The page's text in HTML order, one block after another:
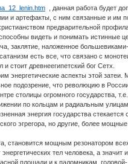
, данная работа будет
и артефакты, с ним связанные и
предварительной
видеть и понимать истинные
заклятие, наложенное
есть все, что связано с
древнеегипетский бог Сетх.
аспекты этой затеи.
подозрение, что революцию в
столицы огромного государства,
по кольцам и радиальным
энергия государства
эгрегора, но другие, более
мощным резонатором
тел человека, а
площади и к паломникам,